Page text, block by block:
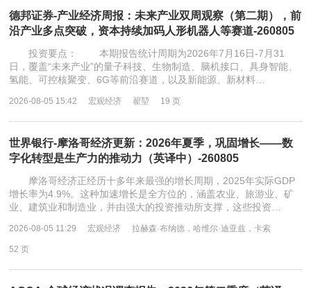
德邦证券-产业经济周报：未来产业双周观察（第二期），前
沿产业多点突破，资本持续加码人形机器人等赛道-260805
投资要点： 本期报告统计周期为2026年7月16日-7月31
日，覆盖“未来产业”的量子科技、生物制造、脑机接口、具身智能、
氢能、可控核聚变、6G等前沿赛道，以及新能源、新材料…
2026-08-05 15:42 宏观经济 翟堃 19 页
世界银行-摩洛哥经济更新：2026年夏季，巩固增长——数
字化转型是生产力的推动力（英译中）-260805
摩洛哥经济正经历十多年来最强的增长周期，2025年实际GDP
增长率为4.9%。这种加速增长是全方位的，涵盖农业、旅游业、矿
业、建筑业和制造业，并由强大的投资推动所支撑，这些投资…
2026-08-05 11:29 宏观经济 拉赫森·布纳德，哈维尔·迪亚兹，卡索
52 页